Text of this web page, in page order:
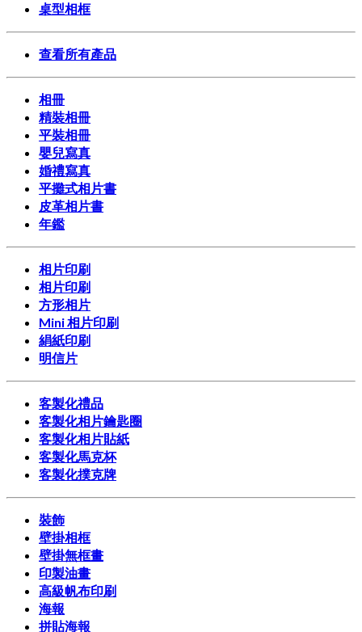
桌型相框
查看所有產品
相冊
精裝相冊
平裝相冊
嬰兒寫真
婚禮寫真
平攤式相片書
皮革相片書
年鑑
相片印刷
相片印刷
方形相片
Mini 相片印刷
絹紙印刷
明信片
客製化禮品
客製化相片鑰匙圈
客製化相片貼紙
客製化馬克杯
客製化撲克牌
裝飾
壁掛相框
壁掛無框畫
印製油畫
高級帆布印刷
海報
拼貼海報